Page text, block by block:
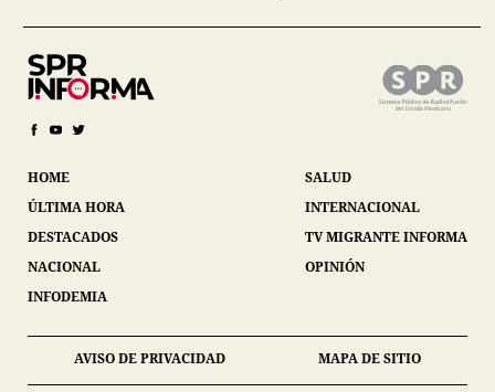
HOME
ÚLTIMA HORA
DESTACADOS
NACIONAL
INFODEMIA
SALUD
INTERNACIONAL
TV MIGRANTE INFORMA
OPINIÓN
AVISO DE PRIVACIDAD MAPA DE SITIO